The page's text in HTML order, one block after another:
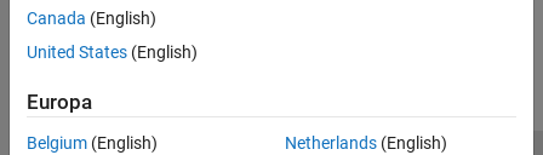
Importazione e costruzione di reti neurali
profonde
Addestramento di reti neurali profonde
neurali profonde
reti neurali profonde
Canada (English)
United States (English)
Europa
Belgium (English)
Netherlands(English)